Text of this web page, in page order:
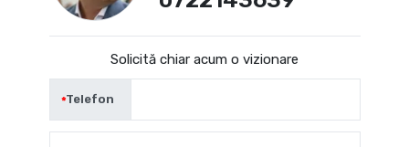
Solicită chiar acum o vizionare
Telefon